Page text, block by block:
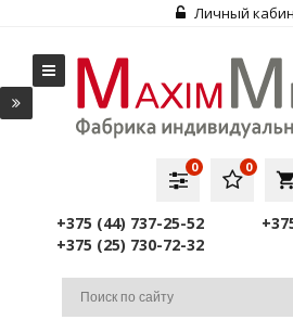
Личный
0
0
+375 (44) 737-25-52
+375 (25) 730-72-32